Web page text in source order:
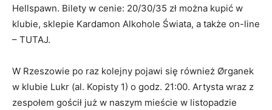
Hellspawn. Bilety w cenie: 20/30/35 zł można kupić w
klubie, sklepie Kardamon Alkohole Świata, a także on-line
– TUTAJ.
W Rzeszowie po raz kolejny pojawi się również Ørganek
w klubie Lukr (al. Kopisty 1) o godz. 21:00. Artysta wraz z
zespołem gościł już w naszym mieście w listopadzie